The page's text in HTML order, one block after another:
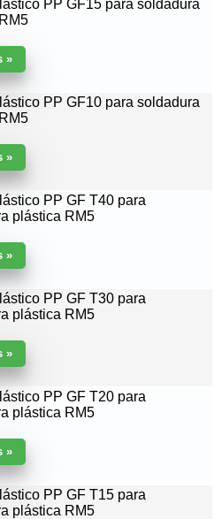
PP GF15 para soldadura
PP GF10 para soldadura
PP GF T40 para
plástica RM5
PP GF T30 para
plástica RM5
PP GF T20 para
plástica RM5
PP GF T15 para
plástica RM5